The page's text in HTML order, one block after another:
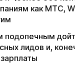
как МТС,
подопечным
лидов и,